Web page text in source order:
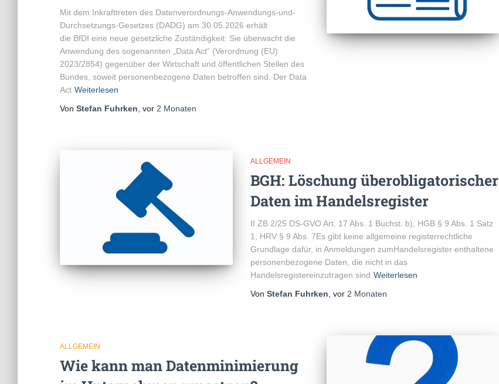
Mit dem Inkrafttreten des Datenverordnungs-Anwendungs-und-
Durchsetzungs-Gesetzes (DADG) am 30.05.2026 erhält
die BfDI eine neue gesetzliche Zuständigkeit: Sie überwacht die
Anwendung des sogenannten „Data Act“ (Verordnung (EU)
2023/2854) gegenüber der Wirtschaft und öffentlichen Stellen des
Bundes, soweit personenbezogene Daten betroffen sind. Der Data
Act Weiterlesen
Von Stefan Fuhrken , vor 2 Monaten
ALLGEMEIN
BGH: Löschung überobligatorischer
Daten im Handelsregister
II ZB 2/25 DS-GVO Art. 17 Abs. 1 Buchst. b); HGB § 9 Abs. 1 Satz
1; HRV § 9 Abs. 7Es gibt keine allgemeine registerrechtliche
Grundlage dafür, in Anmeldungen zumHandelsregister enthaltene
personenbezogene Daten, die nicht in das
Handelsregistereinzutragen sind Weiterlesen
Von Stefan Fuhrken , vor 2 Monaten
ALLGEMEIN
Wie kann man Datenminimierung